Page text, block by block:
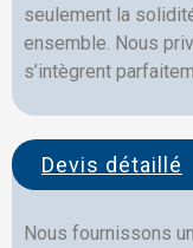
seulement la
ensemble. Nous
s’intègrent
Devis détaillé
Nous fournissons